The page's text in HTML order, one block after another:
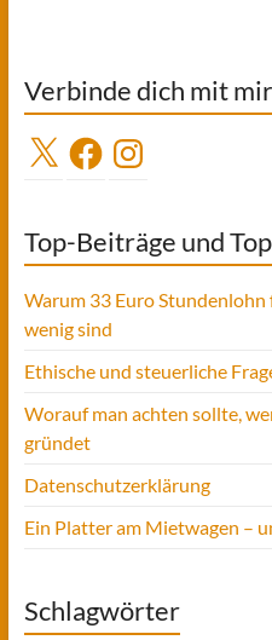
Verbinde dich mit mir
X FacebookInstagram
Top-Beiträge und
Warum 33 Euro
wenig sind
Ethische und steuerliche
Worauf man achten sollte,
gründet
Datenschutzerklärung
Ein Platter am Mietwagen –
Schlagwörter